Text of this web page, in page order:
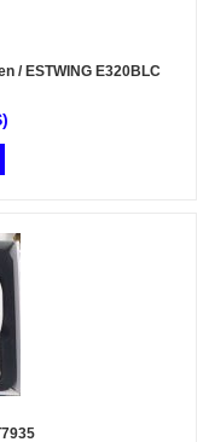
/ ESTWING E320BLC